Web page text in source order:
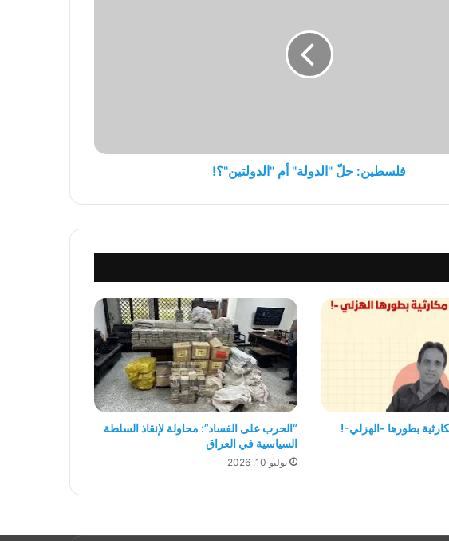
فلسطين: حلّ "الدولة" أم "الدولتين"؟!
بطورها -الهزلي-!
“الحرب على الفساد”: محاولة لإنقاذ السلطة
السياسية في العراق
يوليو 10, 2026